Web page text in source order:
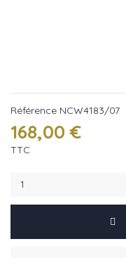
Référence NCW4183/07
168,00 €
TTC